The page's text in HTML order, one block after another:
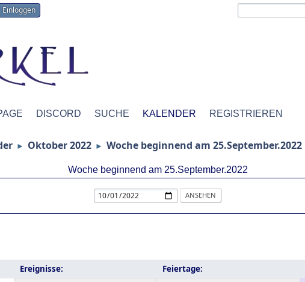
Einloggen
DISCORD SUCHE KALENDER REGISTRIEREN
► Oktober 2022 ► Woche beginnend am 25.September.2022
Woche beginnend am 25.September.2022
Ereignisse: Feiertage: